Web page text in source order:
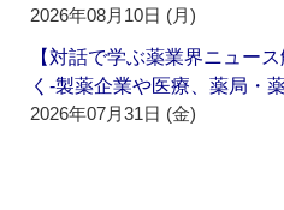
2026年08月10日 (月)
【対話で学ぶ薬業界ニュー
く‐製薬企業や医療、薬局・
2026年07月31日 (金)